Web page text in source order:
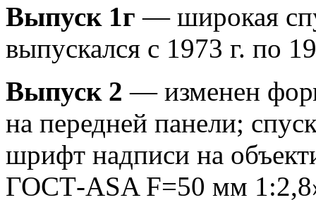
Выпуск 1г — широкая
выпускался с 1973 г. по
Выпуск 2 — изменен
на передней панели;
шрифт надписи на
ГОСТ-ASA F=50 мм